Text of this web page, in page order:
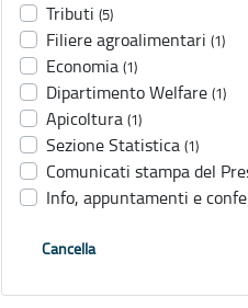
Tributi (5)
Filiere agroalimentari (1)
Economia (1)
Dipartimento Welfare (1)
Apicoltura (1)
Sezione Statistica (1)
Comunicati stampa del
Info, appuntamenti e
Cancella